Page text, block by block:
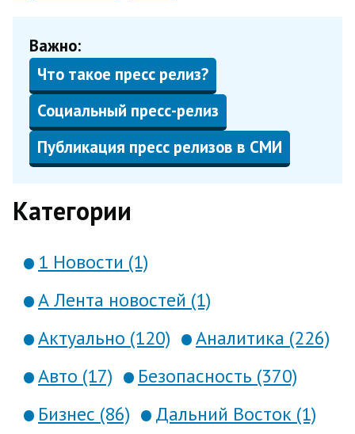
Важно:
Что такое пресс релиз?
Социальный пресс-релиз
Публикация пресс релизов в СМИ
Категории
1 Новости (1)
А Лента новостей (1)
Актуально (120)
Аналитика (226)
Авто (17)
Безопасность (370)
Бизнес (86)
Дальний Восток (1)